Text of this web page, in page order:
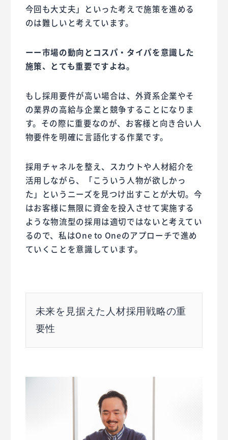
今回も大丈夫」といった考えで施策を進める
のは難しいと考えています。
ーー市場の動向とコスパ・タイパを意識した
施策、とても重要ですよね。
もし採用要件が高い場合は、外資系企業やそ
の業界の高給与企業と競争することになりま
す。その際に重要なのが、お客様と向き合い人
物要件を明確に言語化する作業です。
採用チャネルを整え、スカウトや人材紹介を
活用しながら、「こういう人物が欲しかっ
た」というニーズを見つけ出すことが大切。今
はお客様に無限に資金を投入させて実施する
ような物流型の採用は適切ではないと考えてい
るので、私はOne to Oneのアプローチで進め
ていくことを意識しています。
未来を見据えた人材採用戦略の重
要性